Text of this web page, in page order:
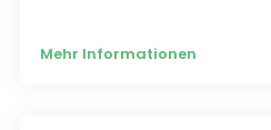
Mehr Informationen